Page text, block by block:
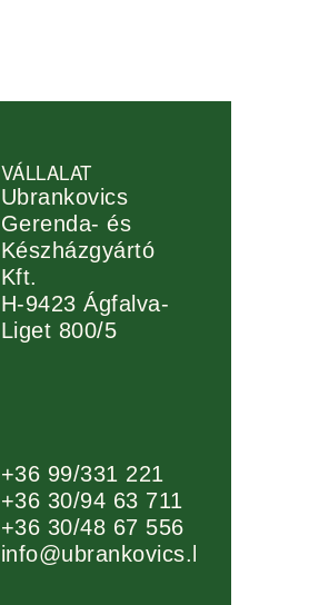
VÁLLALAT
Ubrankovics
Gerenda- és
Készházgyártó
Kft.
H-9423 Ágfalva-
Liget 800/5
+36 99/331 221
+36 30/94 63 711
+36 30/48 67 556
info@ubrankovics.hu